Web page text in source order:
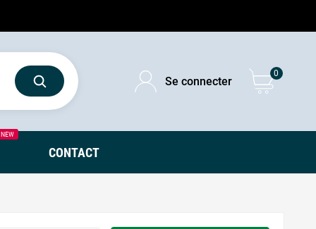
Se connecter
0
NEW
CONTACT